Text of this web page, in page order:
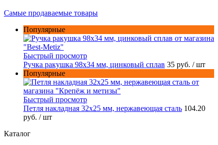
Самые продаваемые товары
Популярные
Быстрый просмотр
Ручка ракушка 98x34 мм, цинковый сплав 35 руб. / шт
Популярные
Быстрый просмотр
Петля накладная 32х25 мм, нержавеющая сталь 104.20
руб. / шт
Каталог